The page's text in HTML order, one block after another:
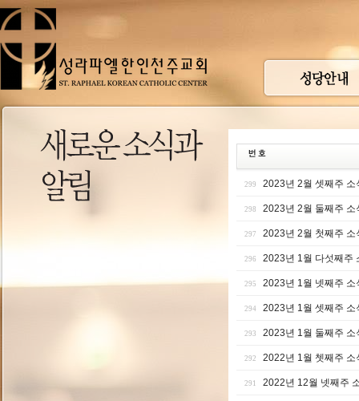
299 2023년 2월 셋째주 소
298 2023년 2월 둘째주 소
297 2023년 2월 첫째주 소
296 2023년 1월 다섯째주
295 2023년 1월 넷째주 소
294 2023년 1월 셋째주 소
293 2023년 1월 둘째주 소
292 2022년 1월 쳇째주 소
291 2022년 12월 넷째주